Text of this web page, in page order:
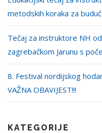
metodskih koraka za
Tečaj za instruktore NH
zagrebačkom Jarunu s
8. Festival nordijskog
VAŽNA OBAVIJEST!!!
KATEGORIJE